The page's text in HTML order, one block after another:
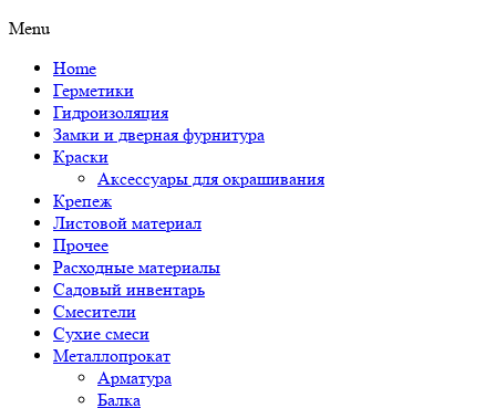
Menu
Home
Герметики
Гидроизоляция
Замки и дверная фурнитура
Краски
Аксессуары для окрашивания
Крепеж
Листовой материал
Прочее
Расходные материалы
Садовый инвентарь
Смесители
Сухие смеси
Металлопрокат
Арматура
Балка